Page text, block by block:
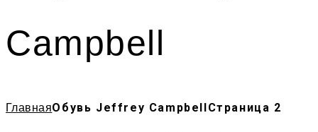
Campbell
ГлавнаяОбувь Jeffrey Campbell Страница 2